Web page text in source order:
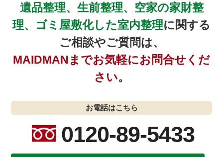
遺品整理、生前整理、空家の家財整
理、ゴミ屋敷化した室内整理に関する
ご相談やご質問は、
MAIDMANまでお気軽にお問合せくだ
さい。
お電話はこちら
0120-89-5433